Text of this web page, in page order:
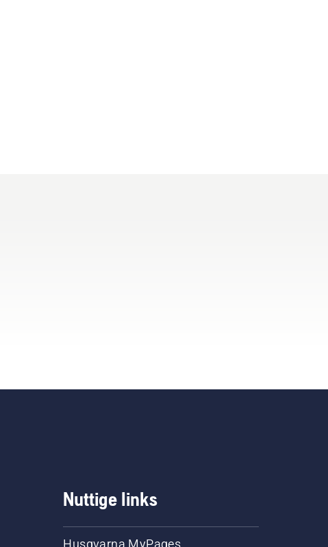
Nuttige links
Husqvarna MyPages